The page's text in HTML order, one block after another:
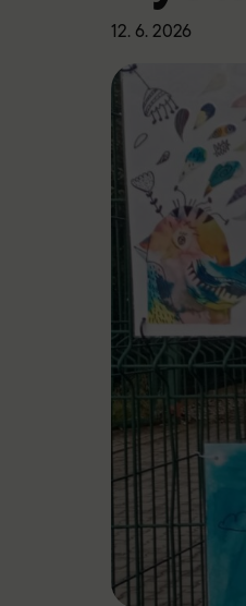
12. 6. 2026